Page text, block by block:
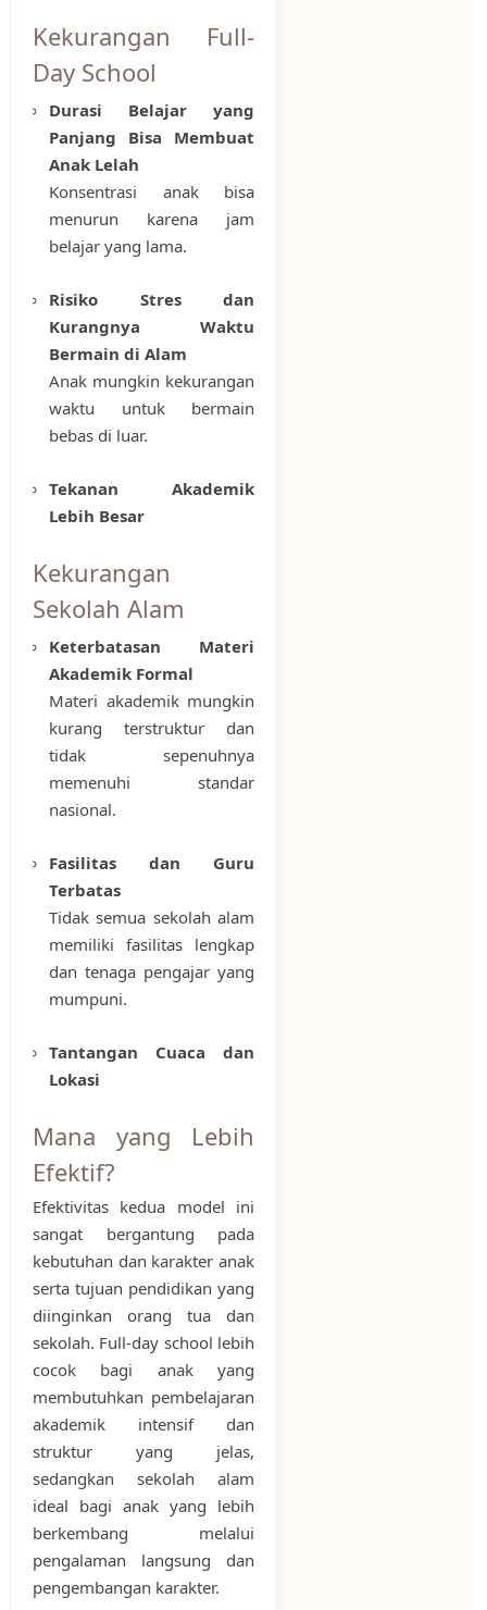
Kekurangan Full-
Day School
Durasi Belajar yang
Panjang Bisa Membuat
Anak Lelah
Konsentrasi anak bisa
menurun karena jam
belajar yang lama.
Risiko Stres dan
Kurangnya Waktu
Bermain di Alam
Anak mungkin kekurangan
waktu untuk bermain
bebas di luar.
Tekanan Akademik
Lebih Besar
Kekurangan
Sekolah Alam
Keterbatasan Materi
Akademik Formal
Materi akademik mungkin
kurang terstruktur dan
tidak sepenuhnya
memenuhi standar
nasional.
Fasilitas dan Guru
Terbatas
Tidak semua sekolah alam
memiliki fasilitas lengkap
dan tenaga pengajar yang
mumpuni.
Tantangan Cuaca dan
Lokasi
Mana yang Lebih
Efektif?
Efektivitas kedua model ini
sangat bergantung pada
kebutuhan dan karakter anak
serta tujuan pendidikan yang
diinginkan orang tua dan
sekolah. Full-day school lebih
cocok bagi anak yang
membutuhkan pembelajaran
akademik intensif dan
struktur yang jelas,
sedangkan sekolah alam
ideal bagi anak yang lebih
berkembang melalui
pengalaman langsung dan
pengembangan karakter.